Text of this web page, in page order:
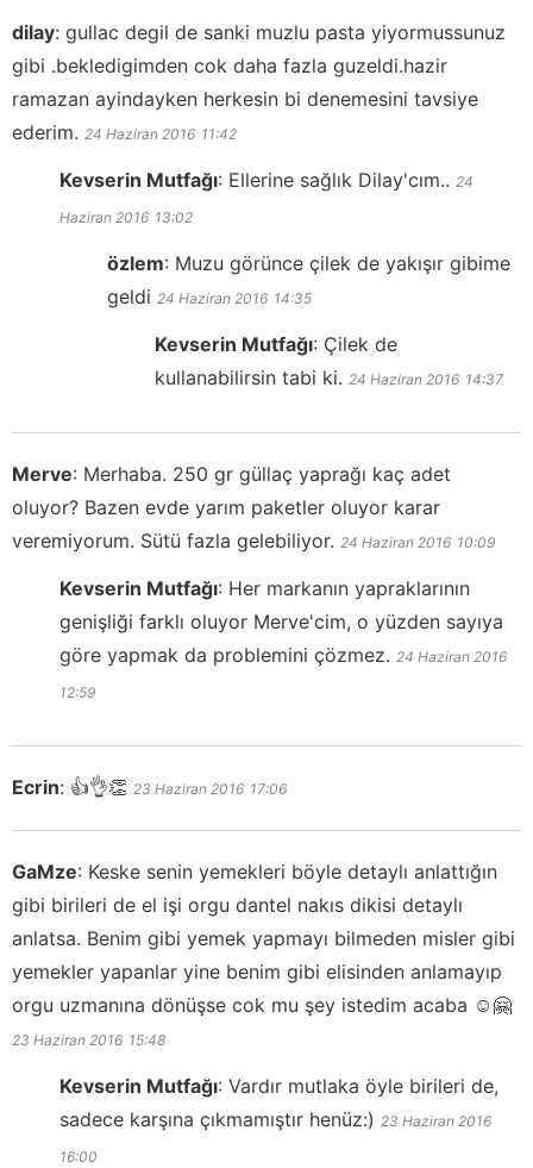
dilay: gullac degil de sanki muzlu pasta yiyormussunuz
gibi .bekledigimden cok daha fazla guzeldi.hazir
ramazan ayindayken herkesin bi denemesini tavsiye
ederim. 24 Haziran 2016 11:42
Kevserin Mutfağı: Ellerine sağlık Dilay'cım.. 24
Haziran 2016 13:02
özlem: Muzu görünce çilek de yakışır gibime
geldi 24 Haziran 2016 14:35
Kevserin Mutfağı: Çilek de
kullanabilirsin tabi ki. 24 Haziran 2016 14:37
Merve: Merhaba. 250 gr güllaç yaprağı kaç adet
oluyor? Bazen evde yarım paketler oluyor karar
veremiyorum. Sütü fazla gelebiliyor. 24 Haziran 2016 10:09
Kevserin Mutfağı: Her markanın yapraklarının
genişliği farklı oluyor Merve'cim, o yüzden sayıya
göre yapmak da problemini çözmez. 24 Haziran 2016
12:59
Ecrin: 👍👌👏 23 Haziran 2016 17:06
GaMze: Keske senin yemekleri böyle detaylı anlattığın
gibi birileri de el işi orgu dantel nakıs dikisi detaylı
anlatsa. Benim gibi yemek yapmayı bilmeden misler gibi
yemekler yapanlar yine benim gibi elisinden anlamayıp
orgu uzmanına dönüşse cok mu şey istedim acaba ☺️🤗
23 Haziran 2016 15:48
Kevserin Mutfağı: Vardır mutlaka öyle birileri de,
sadece karşına çıkmamıştır henüz:) 23 Haziran 2016
16:00